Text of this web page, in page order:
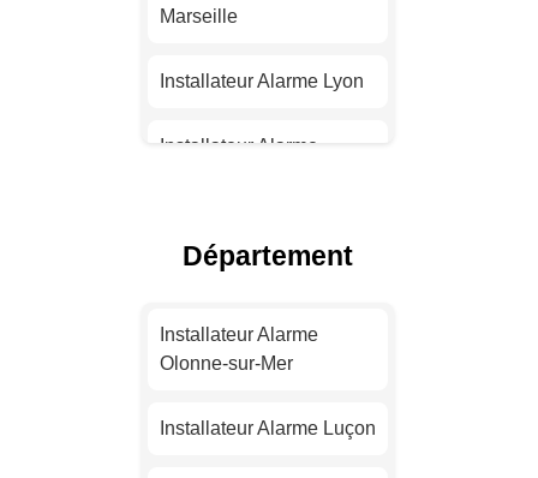
Marseille
Installateur Alarme Lyon
Installateur Alarme
Installateur Alarme Nice
Nantes
Strasbourg
Département
Installateur Alarme
Olonne-sur-Mer
Installateur Alarme Luçon